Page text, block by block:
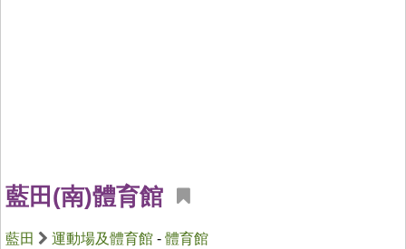
藍田(南)體育館
藍田 運動場及體育館 - 體育館